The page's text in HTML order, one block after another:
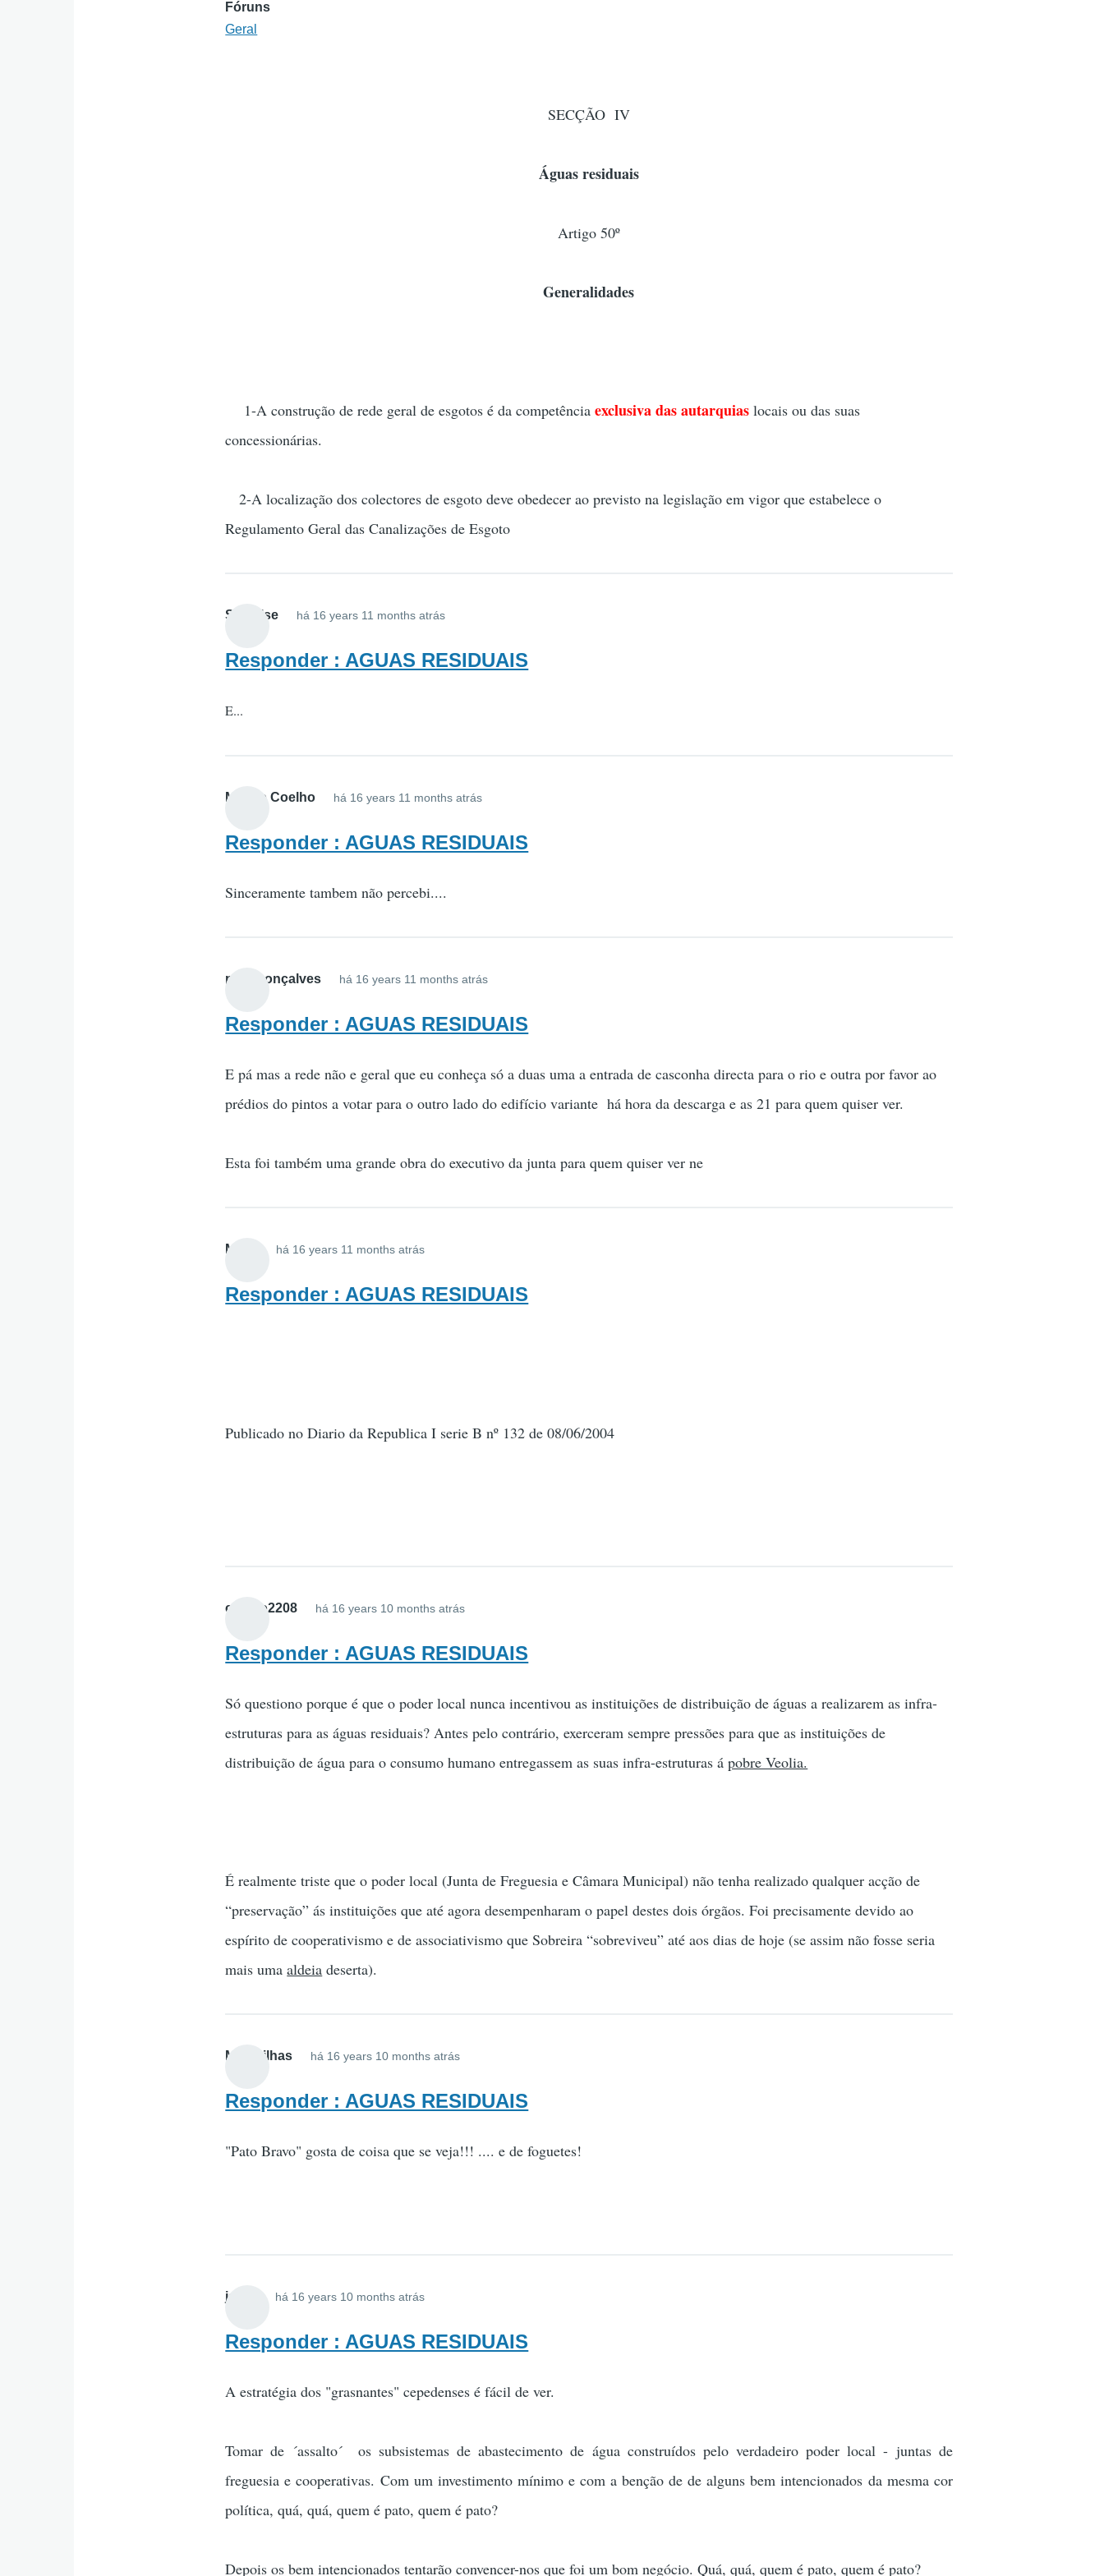
Fóruns
Geral
SECÇÃO IV
Águas residuais
Artigo 50º
Generalidades
1-A construção de rede geral de esgotos é da competênciaexclusiva das autarquias locais ou das suas
concessionárias.
2-A localização dos colectores de esgoto deve obedecer ao previsto na legislação em vigor que estabelece o
Regulamento Geral das Canalizações de Esgoto
Surprise há 16 years 11 months atrás
Responder : AGUAS RESIDUAIS
E...
Márcio Coelho há 16 years 11 months atrás
Responder : AGUAS RESIDUAIS
Sinceramente tambem não percebi....
para gonçalves há 16 years 11 months atrás
Responder : AGUAS RESIDUAIS
E pá mas a rede não e geral que eu conheça só a duas uma a entrada de casconha directa para o rio e outra por favor ao
prédios do pintos a votar para o outro lado do edifício variante há hora da descarga e as 21 para quem quiser ver.
Esta foi também uma grande obra do executivo da junta para quem quiser ver ne
MAIS há 16 years 11 months atrás
Responder : AGUAS RESIDUAIS
Publicado no Diario da Republica I serie B nº 132 de 08/06/2004
cigano2208 há 16 years 10 months atrás
Responder : AGUAS RESIDUAIS
Só questiono porque é que o poder local nunca incentivou as instituições de distribuição de águas a realizarem as infra-
estruturas para as águas residuais? Antes pelo contrário, exerceram sempre pressões para que as instituições de
distribuição de água para o consumo humano entregassem as suas infra-estruturas ápobre Veolia.
É realmente triste que o poder local (Junta de Freguesia e Câmara Municipal) não tenha realizado qualquer acção de
“preservação” ás instituições que até agora desempenharam o papel destes dois órgãos. Foi precisamente devido ao
espírito de cooperativismo e de associativismo que Sobreira “sobreviveu” até aos dias de hoje (se assim não fosse seria
mais umaaldeia deserta).
Maravilhas há 16 years 10 months atrás
Responder : AGUAS RESIDUAIS
"Pato Bravo" gosta de coisa que se veja!!! .... e de foguetes!
jsilva há 16 years 10 months atrás
Responder : AGUAS RESIDUAIS
A estratégia dos "grasnantes" cepedenses é fácil de ver.
Tomar de ´assalto´ os subsistemas de abastecimento de água construídos pelo verdadeiro poder local - juntas de
freguesia e cooperativas. Com um investimento mínimo e com a benção de de alguns bem intencionados da mesma cor
política, quá, quá, quem é pato, quem é pato?
Depois os bem intencionados tentarão convencer-nos que foi um bom negócio. Quá, quá, quem é pato, quem é pato?